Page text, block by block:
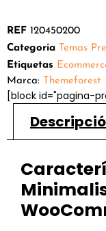
REF 120450200
Categoria Temas
Etiquetas
Marca: Themeforest
[block id="pagina-